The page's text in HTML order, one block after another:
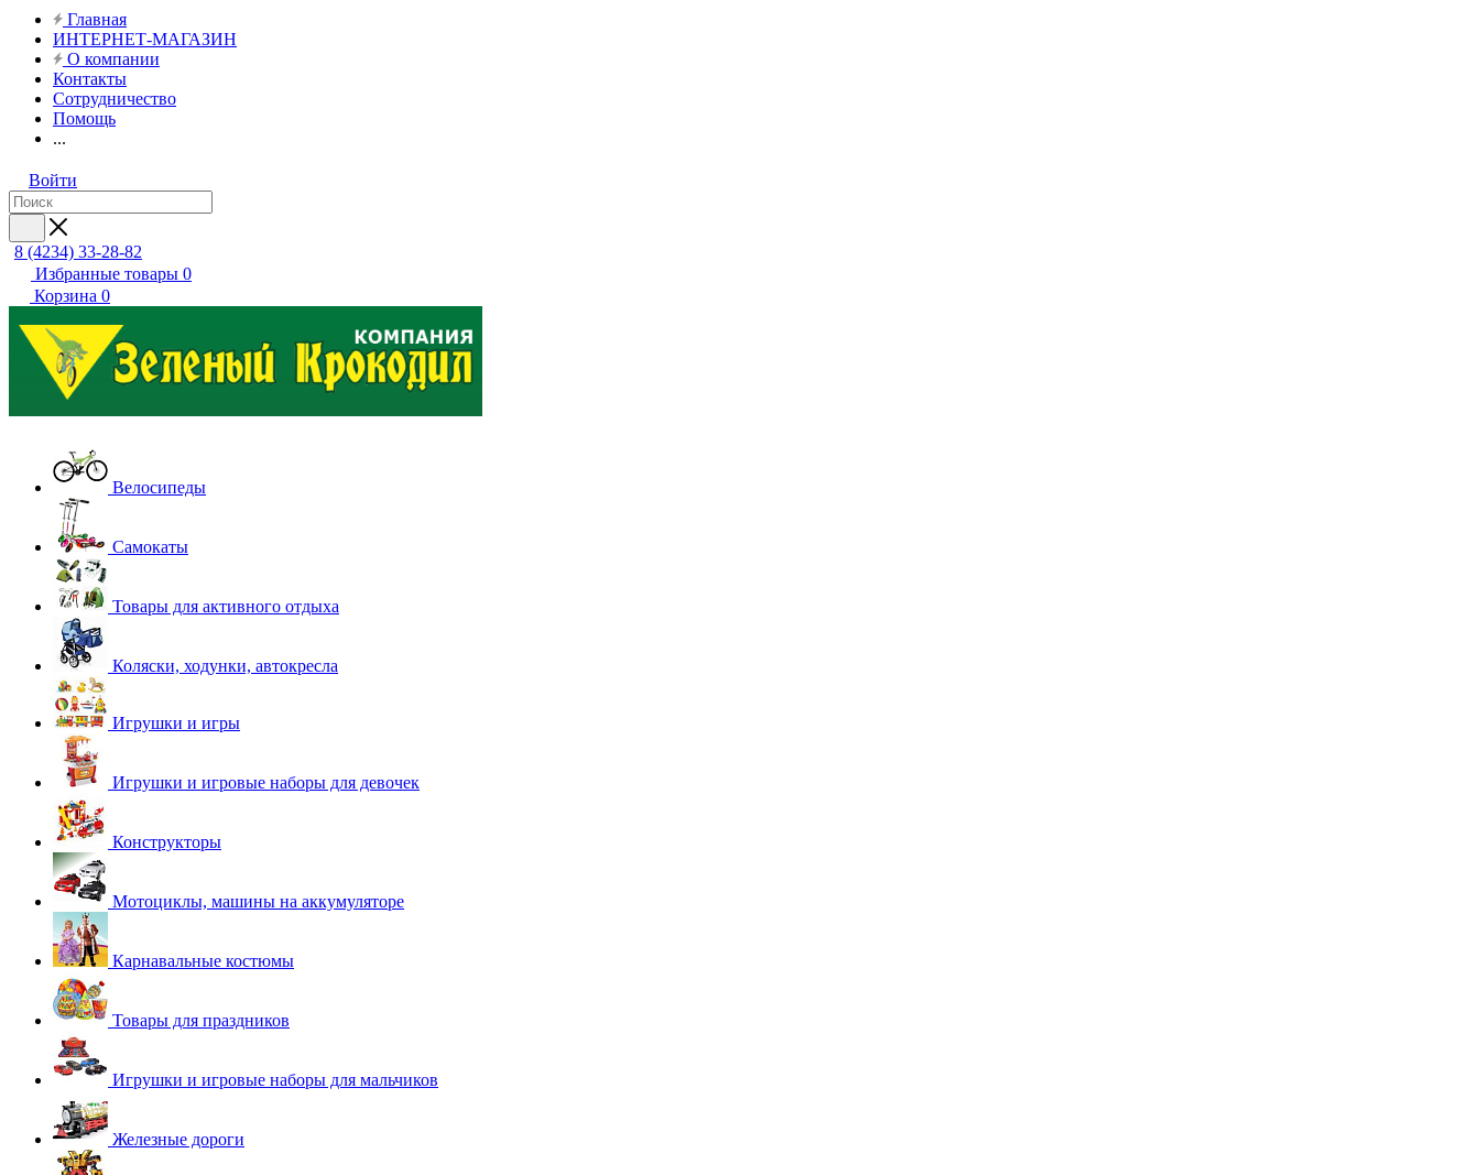
Главная
ИНТЕРНЕТ-МАГАЗИН
О компании
Контакты
Сотрудничество
Помощь
...
Войти
8 (4234) 33-28-82
Избранные товары 0
Корзина 0
Велосипеды
Самокаты
Товары для активного отдыха
Коляски, ходунки, автокресла
Игрушки и игры
Игрушки и игровые наборы для девочек
Конструкторы
Мотоциклы, машины на аккумуляторе
Карнавальные костюмы
Товары для праздников
Игрушки и игровые наборы для мальчиков
Железные дороги